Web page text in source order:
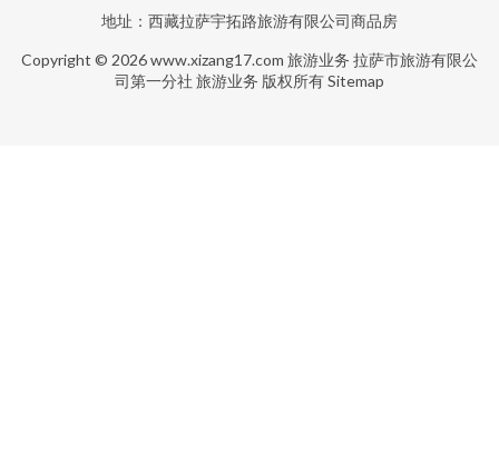
地址：西藏拉萨宇拓路旅游有限公司商品房
Copyright © 2026www.xizang17.com 旅游业务 拉萨市旅游有限公
司第一分社 旅游业务 版权所有Sitemap